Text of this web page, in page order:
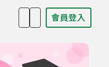
會員登入